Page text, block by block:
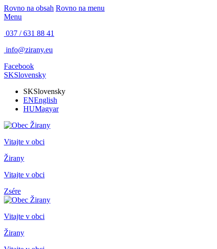
Rovno na obsah Rovno na menu
Menu
037 / 631 88 41
info@zirany.eu
Facebook
SKSlovensky
SKSlovensky
ENEnglish
HUMagyar
Vitajte v obci
Žirany
Vitajte v obci
Zsére
Vitajte v obci
Žirany